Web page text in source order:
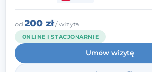
stresie czy obniżonym
spotkanie traktuję z
uważnością i w atmosferze
od 200 zł/ wizyta
ONLINE I STACJONARNIE
Umów wizytę